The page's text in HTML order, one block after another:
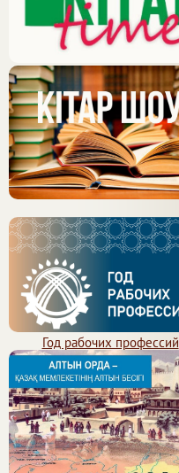
Год рабочих профессий